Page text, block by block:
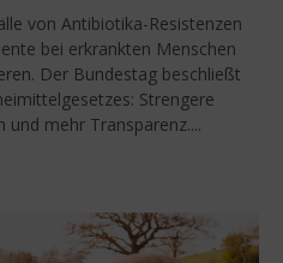
von Antibiotika-Resistenzen
bei erkrankten Menschen
Der Bundestag beschließt
Strengere
mehr Transparenz....